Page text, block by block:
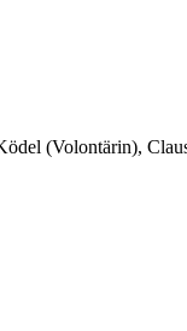
(Volontärin),